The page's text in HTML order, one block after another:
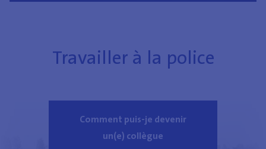
Travailler à la police
Comment puis-je devenir
un(e) collègue